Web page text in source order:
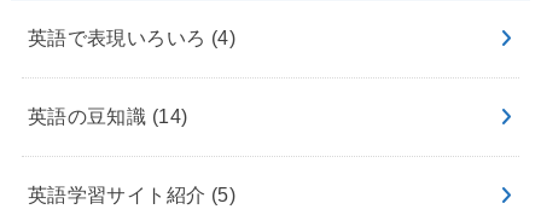
英語で表現いろいろ (4)
英語の豆知識 (14)
英語学習サイト紹介 (5)